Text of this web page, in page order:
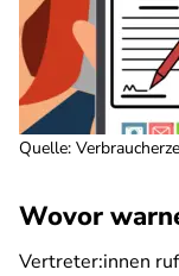
Quelle:
Wovor
Vertreter:innen